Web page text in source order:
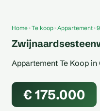
Home Te koop Appartement
Appartement Te Koop in
€ 175.000